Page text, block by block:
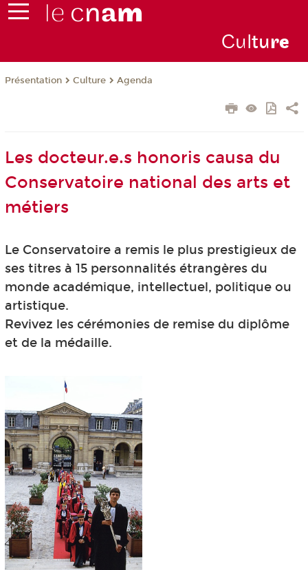
Culture
Présentation Culture Agenda
Les docteur.e.s honoris causa du
Conservatoire national des arts et
métiers
Le Conservatoire a remis le plus prestigieux de
ses titres à 15 personnalités étrangères du
monde académique, intellectuel, politique ou
artistique.
Revivez les cérémonies de remise du diplôme
et de la médaille.